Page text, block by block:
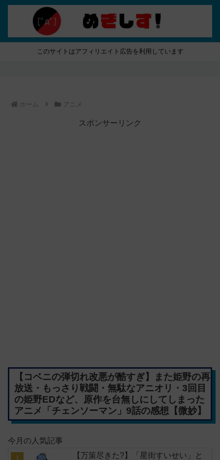
このサイトはアフィリエイト広告を利用しています
ホーム アニメ
スポンサーリンク
【コベニの弾切れ改悪が酷すぎ】また姫野の再
放送・もっさり戦闘・無駄なアニオリ・3回目
の姫野EDなど、原作を台無しにしてしまった
アニメ「チェンソーマン」9話の感想【微妙】
今月の人気記事
【万策尽きた?】「星街すいせい」と